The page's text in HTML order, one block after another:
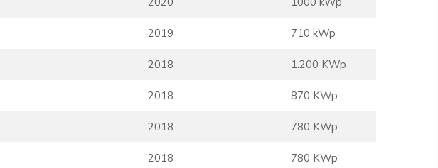
2019 710 kWp
2018 1.200 KWp
2018 870 KWp
2018 780 KWp
2018 780 KWp